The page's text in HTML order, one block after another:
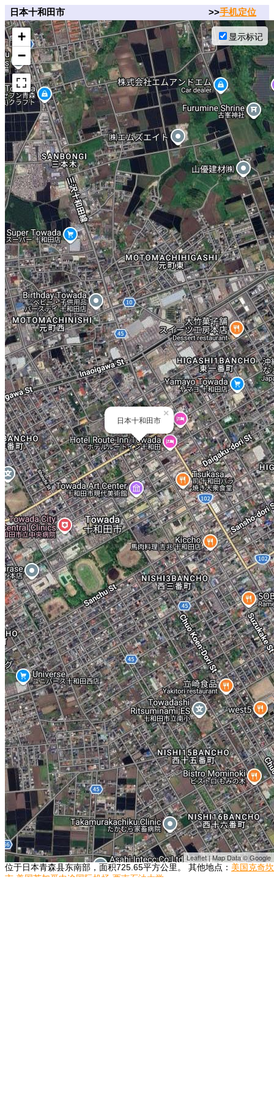
日本十和田市 >>手机定位
日本十和田市
×
+
−
显示标记
Leaflet | Map Data © Google
位于日本青森县东南部，面积725.65平方公里。 其他地点： 美国克奇坎
市 美国芝加哥中途国际机场 西南石油大学